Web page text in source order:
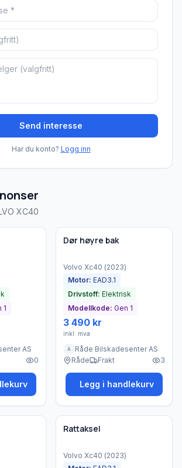
Send interesse
Har du konto? Logg inn
XC40
tilstand
1
AS
0
Bedrift
Dør høyre bak
Volvo Xc40 (2023)
Motor: EAD3.1
Drivstoff: Elektrisk
Modellkode: Gen 1
3 490 kr
inkl. mva
A
Råde Bilskadesenter AS
Råde
Frakt 3
Legg i handlekurv
tilstand Brukt - god tilstand
Bedrift
Rattaksel
Volvo Xc40 (2023)